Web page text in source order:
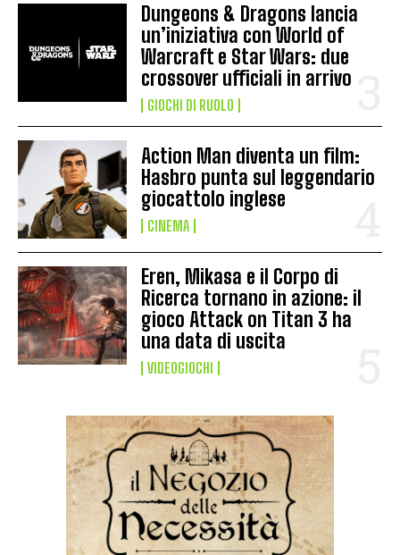
Dungeons & Dragons lancia
un’iniziativa con World of
Warcraft e Star Wars: due
crossover ufficiali in arrivo
GIOCHI DI RUOLO
Action Man diventa un film:
Hasbro punta sul leggendario
giocattolo inglese
CINEMA
Eren, Mikasa e il Corpo di
Ricerca tornano in azione: il
gioco Attack on Titan 3 ha
una data di uscita
VIDEOGIOCHI